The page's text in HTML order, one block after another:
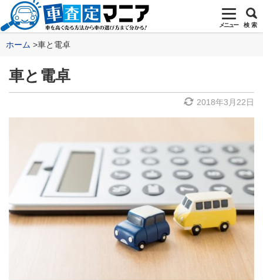
メニュー 検 索
ホーム 車と電卓
車と電卓
2018年3月22日